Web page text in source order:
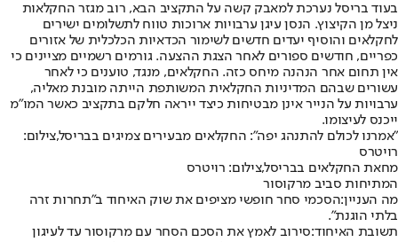
בעוד בריסל נערכת למאבק קשה על התקציב הבא, רוב מגזר החקלאות
ניצל מן הקיצוץ. הנסן עיגן ערבויות ארוכות טווח לתשלומים ישירים
לחקלאים והוסיף יעדים חדשים לשימור הכדאיות הכלכלית של אזורים
כפריים, חודשים ספורים לאחר הצגת ההצעה. גורמים רשמיים מציינים כי
אין תחום אחר הנהנה מיחס כזה. החקלאים, מנגד, טוענים כי לאחר
עשורים שבהם המדיניות החקלאית המשותפת הייתה מובנת מאליה,
ערבויות על הנייר אינן מבטיחות כיצד ייראה חלקם בתקציב כאשר המו״מ
ייכנס לעיצומו.
"אמרנו לכולם להתנהג יפה": החקלאים מבעירים צמיגים בבריסל,צילום:
רויטרס
מחאת החקלאים בבריסל,צילום: רויטרס
המתיחות סביב מרקוסור
מה העניין:הסכמי סחר חופשי מציפים את שוק האיחוד ב"תחרות זרה
בלתי הוגנת".
תשובת האיחוד:סירוב לאמץ את הסכם הסחר עם מרקוסור עד לעיגון